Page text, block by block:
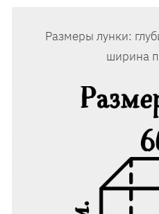
Размеры лунки:
ширина